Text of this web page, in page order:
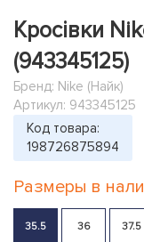
Кросівки
(943345125)
Бренд: Nike (Найк)
Артикул: 943345125
Код товара:
198726875894
Размеры в
35.5 36 37.5